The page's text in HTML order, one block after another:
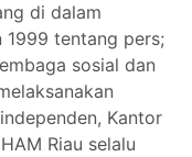
di dalam
tentang pers;
sosial dan
Kantor
Riau selalu